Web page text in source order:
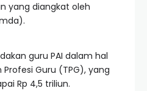
yang diangkat oleh
guru PAI dalam hal
Guru (TPG), yang
Rp 4,5 triliun.